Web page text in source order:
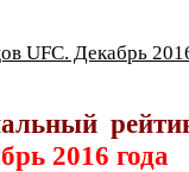
UFC. Декабрь
2016 года